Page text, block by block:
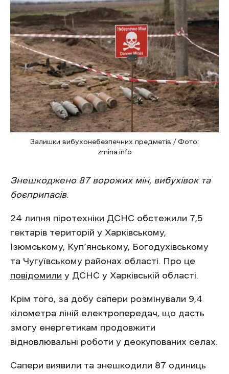
Залишки вибухонебезпечних предметів / Фото:
zmina.info
Знешкоджено 87 ворожих мін, вибухівок та
боєприпасів.
24 липня піротехніки ДСНС обстежили 7,5
гектарів територій у Харківському,
Ізюмському, Куп’янському, Богодухівському
та Чугуївському районах області. Про це
повідомили у ДСНС у Харківській області.
Крім того, за добу сапери розмінували 9,4
кілометра ліній електропередач, що дасть
змогу енергетикам продовжити
відновлювальні роботи у деокупованих селах.
Сапери виявили та знешкодили 87 одиниць